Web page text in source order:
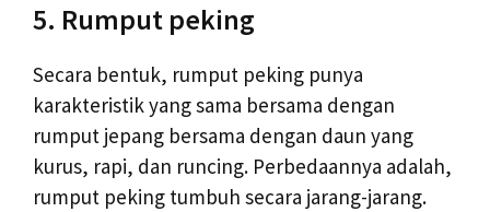
5. Rumput peking
Secara bentuk, rumput peking punya
karakteristik yang sama bersama dengan
rumput jepang bersama dengan daun yang
kurus, rapi, dan runcing. Perbedaannya adalah,
rumput peking tumbuh secara jarang-jarang.